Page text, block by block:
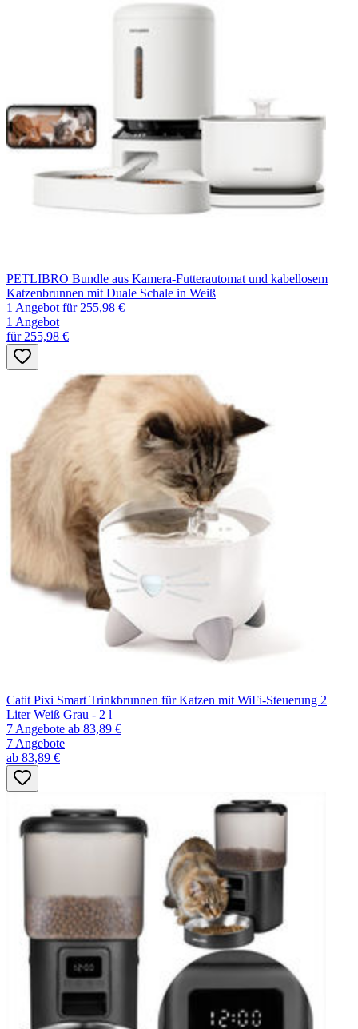
PETLIBRO Bundle aus Kamera-Futterautomat und kabellosem
Katzenbrunnen mit Duale Schale in Weiß
1 Angebot für 255,98 €
1 Angebot
für 255,98 €
Catit Pixi Smart Trinkbrunnen für Katzen mit WiFi-Steuerung 2
Liter Weiß Grau - 2 l
7 Angebote ab 83,89 €
7 Angebote
ab 83,89 €